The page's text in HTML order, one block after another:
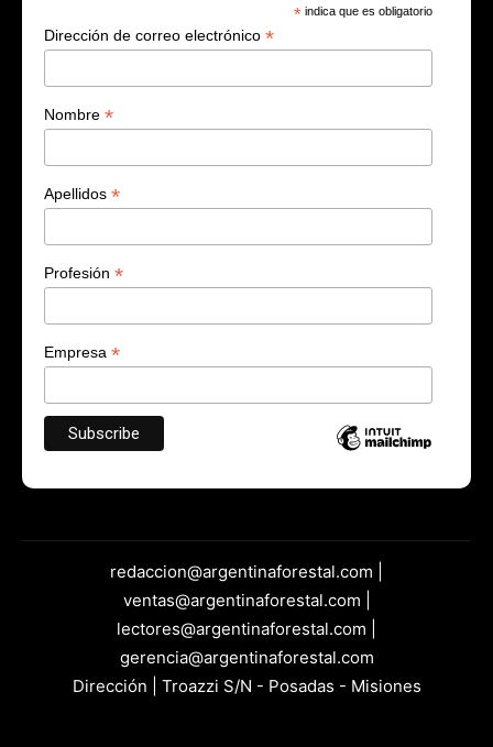
* indica que es obligatorio
Dirección de correo electrónico *
Nombre *
Apellidos *
Profesión *
Empresa *
redaccion@argentinaforestal.com |
ventas@argentinaforestal.com |
lectores@argentinaforestal.com |
gerencia@argentinaforestal.com
Dirección | Troazzi S/N - Posadas - Misiones